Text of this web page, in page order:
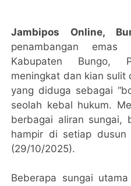
Jambipos Online,
penambangan
Kabupaten Bungo,
meningkat dan kian sulit
yang diduga sebagai
seolah kebal hukum.
berbagai aliran sungai,
hampir di setiap dusun
(29/10/2025).
Beberapa sungai